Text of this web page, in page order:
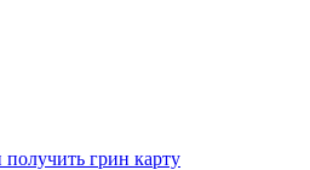
грин карту